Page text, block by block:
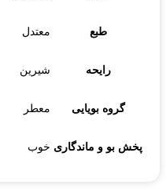
طبع معتدل
رایحه شیرین
گروه بویایی معطر
پخش بو و ماندگاری خوب